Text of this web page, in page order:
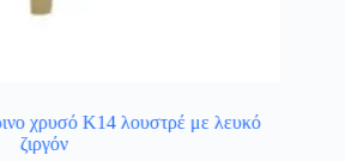
χρυσό Κ14 λουστρέ με λευκό
ζιργόν